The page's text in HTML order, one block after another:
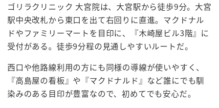
ゴリラクリニック 大宮院は、大宮駅から徒歩9分。大宮
駅中央改札から東口を出て右回りに直進。マクドナル
ドやファミリーマートを目印に、『木崎屋ビル3階』に
受付がある。徒歩9分程の見通しやすいルートだ。
西口や他路線利用の方にも同様の導線が使いやすく、
『高島屋の看板』や『マクドナルド』など誰にでも馴
染みのある目印が豊富なので、初めてでも安心だ。